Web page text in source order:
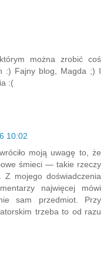
można zrobić coś
:) Fajny blog, Magda ;) I
:(
10:02
moją uwagę to, że
śmieci — takie rzeczy
mojego doświadczenia
najwięcej mówi
sam przedmiot. Przy
trzeba to od razu